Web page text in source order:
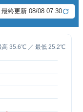
最終更新 08/08 07:30
高 35.6℃ ／ 最低 25.2℃